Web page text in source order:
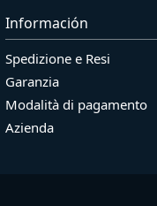
Información
Spedizione e Resi
Garanzia
Modalità di pagamento
Azienda